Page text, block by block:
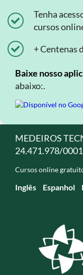
Tenha
cursos
+ Centenas
Baixe nosso
abaixo:.
MEDEIROS
24.471.978/
Cursos online
Inglês Espanhol